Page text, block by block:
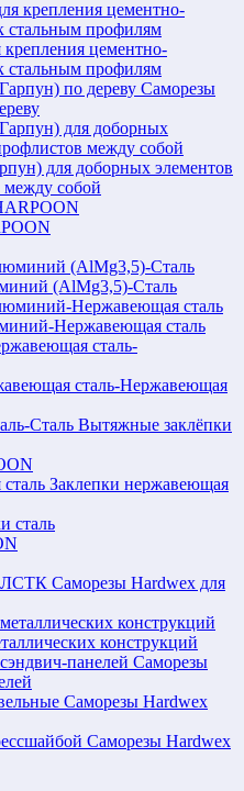
цементно-
профилям
Саморезы
для доборных элементов
между собой
(AlMg3,5)-Сталь
Нержавеющая сталь
сталь-Нержавеющая
Вытяжные заклёпки
Заклепки нержавеющая
сталь
Саморезы Hardwex для
конструкций
Саморезы
Саморезы Hardwex
Саморезы Hardwex